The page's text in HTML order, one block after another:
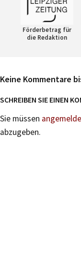
Förderbetrag für
die Redaktion
Keine Kommentare
SCHREIBEN SIE EINEN
Sie müssen
abzugeben.